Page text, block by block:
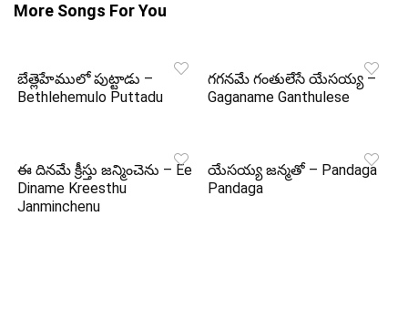
More Songs For You
బేత్లెహేములో పుట్టాడు –
Bethlehemulo Puttadu
గగనమే గంతులేసే యేసయ్య –
Gaganame Ganthulese
ఈ దినమే క్రీస్తు జన్మించెను – Ee
Diname Kreesthu
Janminchenu
యేసయ్య జన్మతో – Pandaga
Pandaga